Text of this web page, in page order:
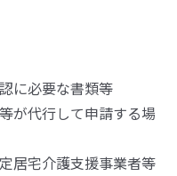
に必要な書類等
が代行して申請する場
居宅介護支援事業者等